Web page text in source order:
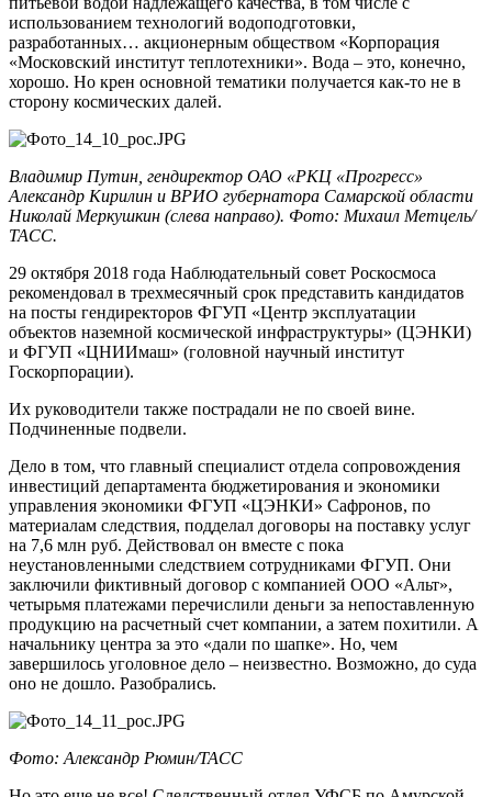
использованием технологий водоподготовки,
разработанных… акционерным обществом «Корпорация
«Московский институт теплотехники». Вода – это, конечно,
хорошо. Но крен основной тематики получается как-то не в
сторону космических далей.
Владимир Путин, гендиректор ОАО «РКЦ «Прогресс»
Александр Кирилин и ВРИО губернатора Самарской области
Николай Меркушкин (слева направо). Фото: Михаил Метцель/
ТАСС.
29 октября 2018 года Наблюдательный совет Роскосмоса
рекомендовал в трехмесячный срок представить кандидатов
на посты гендиректоров ФГУП «Центр эксплуатации
объектов наземной космической инфраструктуры» (ЦЭНКИ)
и ФГУП «ЦНИИмаш» (головной научный институт
Госкорпорации).
Их руководители также пострадали не по своей вине.
Подчиненные подвели.
Дело в том, что главный специалист отдела сопровождения
инвестиций департамента бюджетирования и экономики
управления экономики ФГУП «ЦЭНКИ» Сафронов, по
материалам следствия, подделал договоры на поставку услуг
на 7,6 млн руб. Действовал он вместе с пока
неустановленными следствием сотрудниками ФГУП. Они
заключили фиктивный договор с компанией ООО «Альт»,
четырьмя платежами перечислили деньги за непоставленную
продукцию на расчетный счет компании, а затем похитили. А
начальнику центра за это «дали по шапке». Но, чем
завершилось уголовное дело – неизвестно. Возможно, до суда
оно не дошло. Разобрались.
Фото: Александр Рюмин/ТАСС